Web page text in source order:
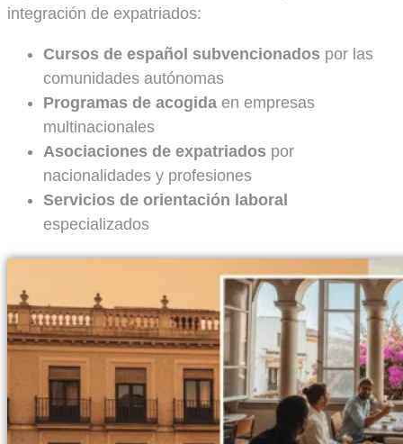
integración de expatriados:
Cursos de español subvencionados por las
comunidades autónomas
Programas de acogida en empresas
multinacionales
Asociaciones de expatriados por
nacionalidades y profesiones
Servicios de orientación laboral
especializados